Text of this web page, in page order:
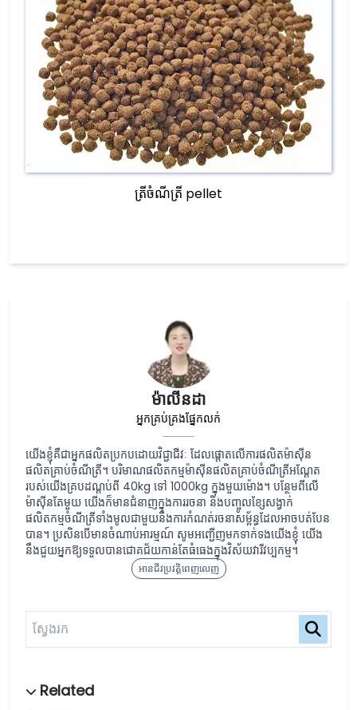
ម៉ាលីនដា
អ្នកគ្រប់គ្រងផ្នែកលក់
យើងខ្ញុំគឺជាអ្នកផលិតប្រកបដោយវិជ្ជាជីវៈ ដែលផ្តោតលើការផលិតម៉ាស៊ីន
ផលិតគ្រាប់ចំណីត្រី។ បរិមាណផលិតកម្មម៉ាស៊ីនផលិតគ្រាប់ចំណីត្រីអណ្តែត
របស់យើងគ្របដណ្តប់ពី 40kg ទៅ 1000kg ក្នុងមួយម៉ោង។ បន្ថែមពីលើ
ម៉ាស៊ីនតែមួយ យើងក៏មានជំនាញក្នុងការរចនា និងបញ្ចូលខ្សែសង្វាក់
ផលិតកម្មចំណីត្រីទាំងមូលជាមួយនឹងការកំណត់រចនាសម្ព័ន្ធដែលអាចបត់បែន
បាន។ ប្រសិនបើមានចំណាប់អារម្មណ៍ សូមអញ្ជើញមកទាក់ទងយើងខ្ញុំ យើង
នឹងជួយអ្នកឱ្យទទួលបានជោគជ័យកាន់តែធំធេងក្នុងវិស័យវារីវប្បកម្ម។
អានជីវប្រវត្តិពេញលេញ
ត្រីចំណីត្រី pellet